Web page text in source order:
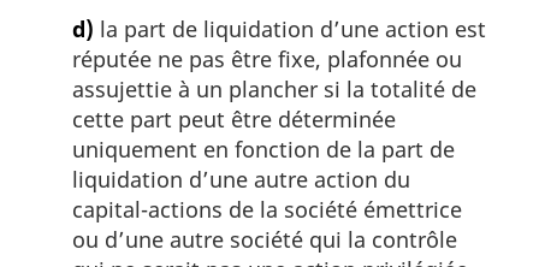
d) la part de liquidation d’une action est
réputée ne pas être fixe, plafonnée ou
assujettie à un plancher si la totalité de
cette part peut être déterminée
uniquement en fonction de la part de
liquidation d’une autre action du
capital-actions de la société émettrice
ou d’une autre société qui la contrôle